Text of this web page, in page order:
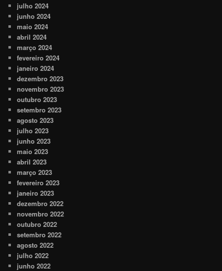
julho 2024
junho 2024
maio 2024
abril 2024
março 2024
fevereiro 2024
janeiro 2024
dezembro 2023
novembro 2023
outubro 2023
setembro 2023
agosto 2023
julho 2023
junho 2023
maio 2023
abril 2023
março 2023
fevereiro 2023
janeiro 2023
dezembro 2022
novembro 2022
outubro 2022
setembro 2022
agosto 2022
julho 2022
junho 2022